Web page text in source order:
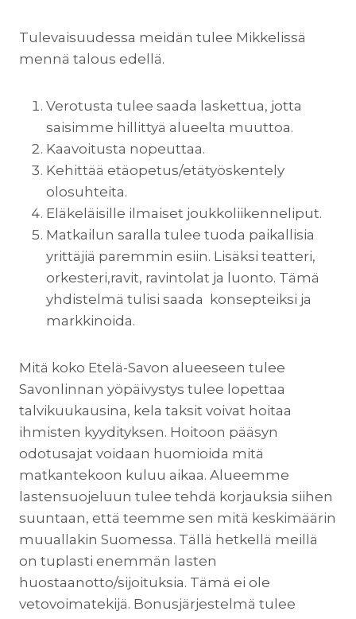
Tulevaisuudessa meidän tulee Mikkelissä
mennä talous edellä.
Verotusta tulee saada laskettua, jotta
saisimme hillittyä alueelta muuttoa.
Kaavoitusta nopeuttaa.
Kehittää etäopetus/etätyöskentely
olosuhteita.
Eläkeläisille ilmaiset joukkoliikenneliput.
Matkailun saralla tulee tuoda paikallisia
yrittäjiä paremmin esiin. Lisäksi teatteri,
orkesteri,ravit, ravintolat ja luonto. Tämä
yhdistelmä tulisi saada konsepteiksi ja
markkinoida.
Mitä koko Etelä-Savon alueeseen tulee
Savonlinnan yöpäivystys tulee lopettaa
talvikuukausina, kela taksit voivat hoitaa
ihmisten kyydityksen. Hoitoon pääsyn
odotusajat voidaan huomioida mitä
matkantekoon kuluu aikaa. Alueemme
lastensuojeluun tulee tehdä korjauksia siihen
suuntaan, että teemme sen mitä keskimäärin
muuallakin Suomessa. Tällä hetkellä meillä
on tuplasti enemmän lasten
huostaanotto/sijoituksia. Tämä ei ole
vetovoimatekijä. Bonusjärjestelmä tulee